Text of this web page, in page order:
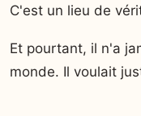
C'est un lieu de
Et pourtant, il n'a
monde. Il voulait